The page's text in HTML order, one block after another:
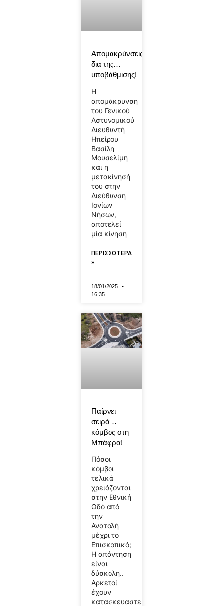
Απομακρύνσεις
δια της…
υποβάθμισης!
Η
απομάκρυνση
του Γενικού
Αστυνομικού
Διευθυντή
Ηπείρου
Βασίλη
Μουσελίμη
και η
μετακίνησή
του στην
Διεύθυνση
Ιονίων
Νήσων,
αποτελεί
μία κίνηση
ΠΕΡΙΣΣΟΤΕΡΑ
»
18/01/2025
16:35
Παίρνει
σειρά…
κόμβος στη
Μπάφρα!
Πόσοι
κόμβοι
τελικά
χρειάζονται
στην Εθνική
Οδό από
την
Ανατολή
μέχρι το
Επισκοπικό;
Η απάντηση
είναι
δύσκολη..
Αρκετοί
έχουν
κατασκευαστεί,